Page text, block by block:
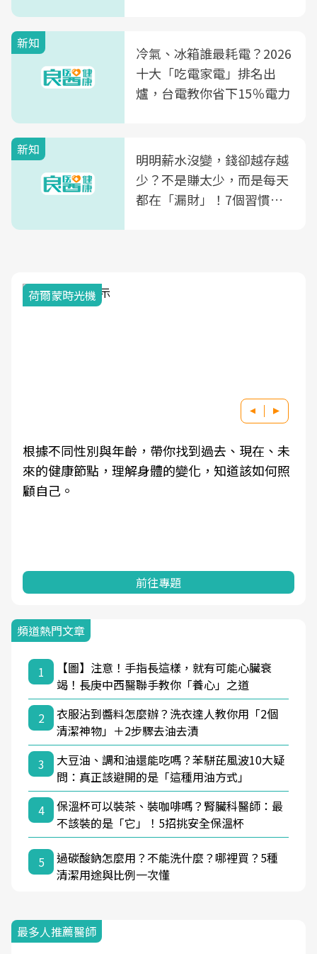
光田醫院建構360度女性健
康照護生態圈
新知
冷氣、冰箱誰最耗電？2026
十大「吃電家電」排名出
爐，台電教你省下15％電力
新知
明明薪水沒變，錢卻越存越
少？不是賺太少，而是每天
都在「漏財」！7個習慣一
荷爾蒙時光機
根據不同性別與年齡，帶你找到過去、現在、未
來的健康節點，理解身體的變化，知道該如何照
顧自己。
前往專題
頻道熱門文章
1
【圖】注意！手指長這樣，就有可能心臟衰
竭！長庚中西醫聯手教你「養心」之道
2
衣服沾到醬料怎麼辦？洗衣達人教你用「2個
清潔神物」＋2步驟去油去漬
3
大豆油、調和油還能吃嗎？苯駢芘風波10大疑
問：真正該避開的是「這種用油方式」
4
保溫杯可以裝茶、裝咖啡嗎？腎臟科醫師：最
不該裝的是「它」！5招挑安全保溫杯
5
過碳酸鈉怎麼用？不能洗什麼？哪裡買？5種
清潔用途與比例一次懂
最多人推薦醫師